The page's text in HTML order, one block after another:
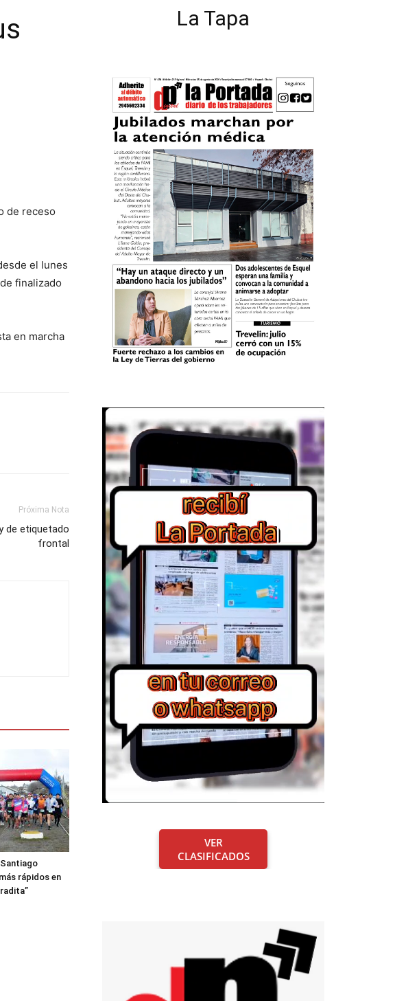
de receso
el lunes
finalizado
en marcha
Próxima Nota
de etiquetado
frontal
rápidos en
La Tapa
VER
CLASIFICADOS